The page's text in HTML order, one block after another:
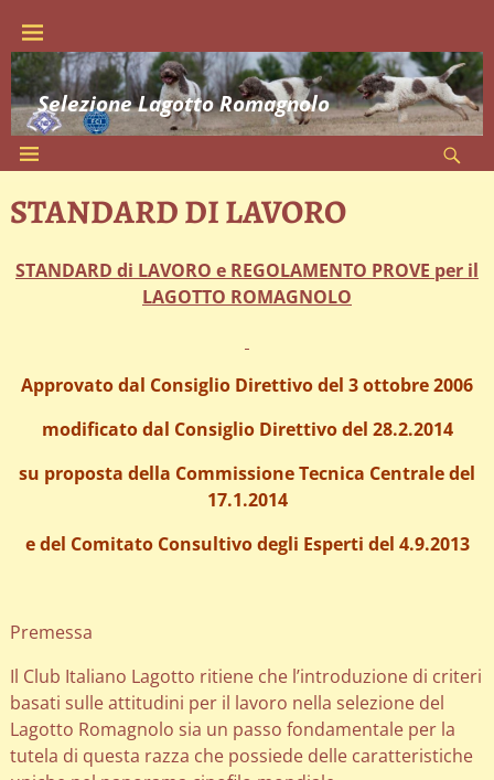
Selezione Lagotto Romagnolo
STANDARD DI LAVORO
STANDARD di LAVORO e REGOLAMENTO PROVE per il
LAGOTTO ROMAGNOLO
Approvato dal Consiglio Direttivo del 3 ottobre 2006
modificato dal Consiglio Direttivo del 28.2.2014
su proposta della Commissione Tecnica Centrale del
17.1.2014
e del Comitato Consultivo degli Esperti del 4.9.2013
Premessa
Il Club Italiano Lagotto ritiene che l’introduzione di criteri
basati sulle attitudini per il lavoro nella selezione del
Lagotto Romagnolo sia un passo fondamentale per la
tutela di questa razza che possiede delle caratteristiche